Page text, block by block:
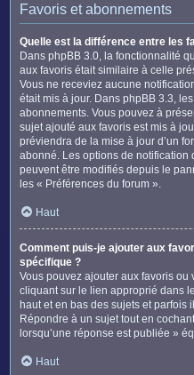
Favoris et abonnements
Quelle est la différence entre les
Dans phpBB 3.0, la fonctionnalité
aux favoris était similaire à celle
Vous ne receviez aucune
était mis à jour. Dans phpBB 3.3,
abonnements. Vous pouvez à
sujet ajouté aux favoris est mis à
préviendra de la mise à jour d’un
abonné. Les options de notification
peuvent être modifiés depuis le
les « Préférences du forum ».
Haut
Comment puis-je ajouter aux
spécifique ?
Vous pouvez ajouter aux favoris
cliquant sur le lien approprié dans
haut et en bas des sujets et parfois
Répondre à un sujet tout en
lorsqu’une réponse est publiée »
Haut